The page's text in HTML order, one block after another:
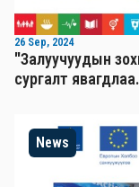
26 Sep, 2024
"Залуучуудын
сургалт явагдлаа.
News